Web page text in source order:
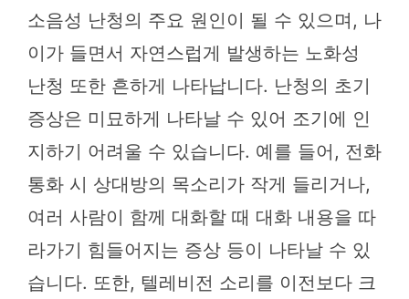
소음성 난청의 주요 원인이 될 수 있으며, 나
이가 들면서 자연스럽게 발생하는 노화성
난청 또한 흔하게 나타납니다. 난청의 초기
증상은 미묘하게 나타날 수 있어 조기에 인
지하기 어려울 수 있습니다. 예를 들어, 전화
통화 시 상대방의 목소리가 작게 들리거나,
여러 사람이 함께 대화할 때 대화 내용을 따
라가기 힘들어지는 증상 등이 나타날 수 있
습니다. 또한, 텔레비전 소리를 이전보다 크